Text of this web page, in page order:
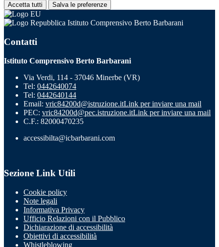
Accetta tutti Salva le preferenze
Istituto Comprensivo Berto Barbarani
Contatti
Istituto Comprensivo Berto Barbarani
Via Verdi, 114 - 37046 Minerbe (VR)
Tel: 0442640074
Tel: 0442640144
Email: vric84200d@istruzione.itLink per inviare una mail
PEC: vric84200d@pec.istruzione.itLink per inviare una mail
C.F.: 82000470235
accessibilta@icbarbarani.com
Sezione Link Utili
Cookie policy
Note legali
Informativa Privacy
Ufficio Relazioni con il Pubblico
Dichiarazione di accessibilità
Obiettivi di accessibilità
Whistleblowing